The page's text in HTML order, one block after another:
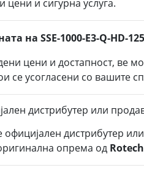
цени и сигурна услуга.
на SSE-1000-E3-Q-HD-
цени и достапност, ве
се усогласени со вашите
дистрибутер или
официјален дистрибутер
опрема од Rotech